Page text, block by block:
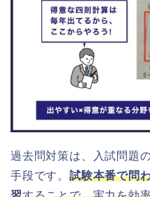
過去問対策は、入試問題
手段です。 試験本番で問